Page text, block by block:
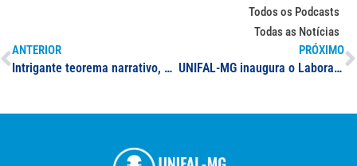
Todos os Podcasts
Todas as Notícias
ANTERIOR
Intrigante teorema narrativo, por Eloésio Paulo
PRÓXIMO
UNIFAL-MG inaugura o Laboratório de Pesquisas do Programa de Pós-Graduação em Enfermagem; espaço será utilizado na execução de atividades de ensino, pesquisa e extensão universitária